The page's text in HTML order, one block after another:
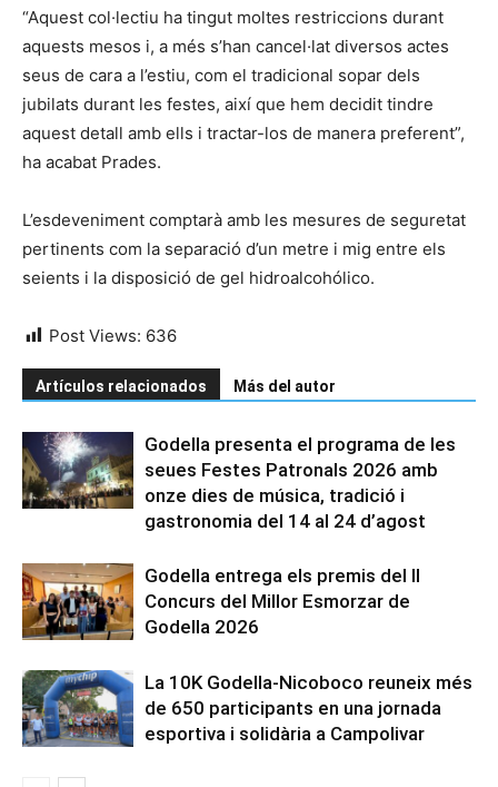
“Aquest col·lectiu ha tingut moltes restriccions durant
aquests mesos i, a més s’han cancel·lat diversos actes
seus de cara a l’estiu, com el tradicional sopar dels
jubilats durant les festes, així que hem decidit tindre
aquest detall amb ells i tractar-los de manera preferent”,
ha acabat Prades.
L’esdeveniment comptarà amb les mesures de seguretat
pertinents com la separació d’un metre i mig entre els
seients i la disposició de gel hidroalcohólico.
Post Views: 636
Artículos relacionados Más del autor
Godella presenta el programa de les
seues Festes Patronals 2026 amb
onze dies de música, tradició i
gastronomia del 14 al 24 d’agost
Godella entrega els premis del II
Concurs del Millor Esmorzar de
Godella 2026
La 10K Godella-Nicoboco reuneix més
de 650 participants en una jornada
esportiva i solidària a Campolivar